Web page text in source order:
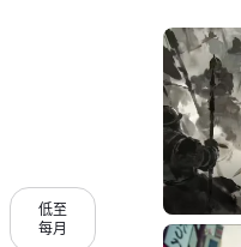
低至
每月